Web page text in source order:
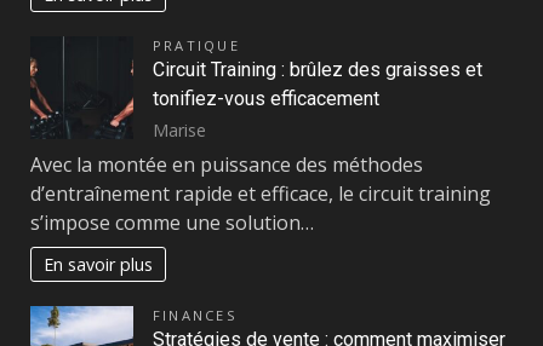
PRATIQUE
Circuit Training : brûlez des graisses et
tonifiez-vous efficacement
Marise
Avec la montée en puissance des méthodes
d’entraînement rapide et efficace, le circuit training
s’impose comme une solution…
En savoir plus
FINANCES
Stratégies de vente : comment maximiser